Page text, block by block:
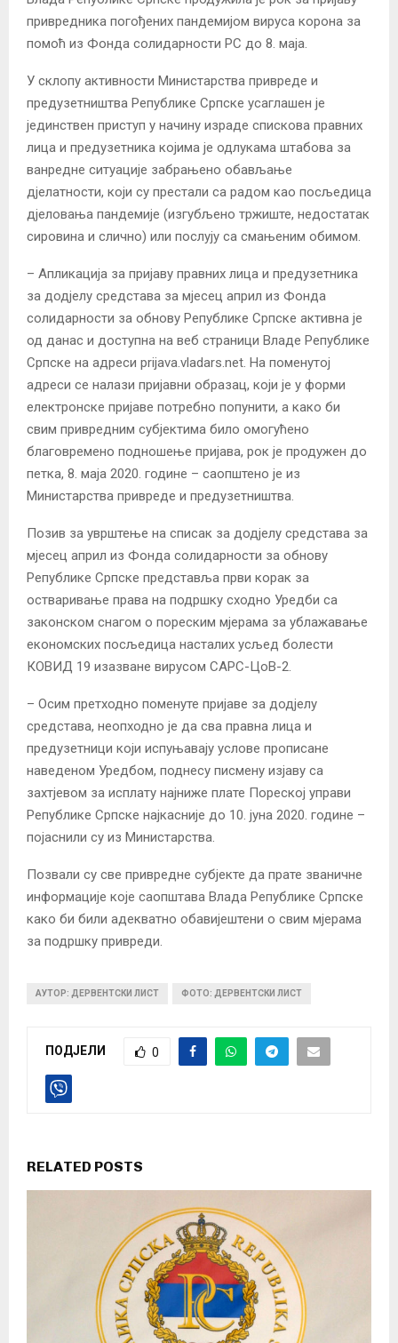
привредника погођених пандемијом вируса корона за
помоћ из Фонда солидарности РС до 8. маја.
У склопу активности Министарства привреде и
предузетништва Републике Српске усаглашен је
јединствен приступ у начину израде спискова правних
лица и предузетника којима је одлукама штабова за
ванредне ситуације забрањено обављање
дјелатности, који су престали са радом као посљедица
дјеловања пандемије (изгубљено тржиште, недостатак
сировина и слично) или послују са смањеним обимом.
– Апликација за пријаву правних лица и предузетника
за додјелу средстава за мјесец април из Фонда
солидарности за обнову Републике Српске активна је
од данас и доступна на веб страници Владе Републике
Српске на адреси prijava.vladars.net. На поменутој
адреси се налази пријавни образац, који је у форми
електронске пријаве потребно попунити, а како би
свим привредним субјектима било омогућено
благовремено подношење пријава, рок је продужен до
петка, 8. маја 2020. године – саопштено је из
Министарства привреде и предузетништва.
Позив за уврштење на списак за додјелу средстава за
мјесец април из Фонда солидарности за обнову
Републике Српске представља први корак за
остваривање права на подршку сходно Уредби са
законском снагом о пореским мјерама за ублажавање
економских посљедица насталих усљед болести
КОВИД 19 изазване вирусом САРС-ЦоВ-2.
– Осим претходно поменуте пријаве за додјелу
средстава, неопходно је да сва правна лица и
предузетници који испуњавају услове прописане
наведеном Уредбом, поднесу писмену изјаву са
захтјевом за исплату најниже плате Пореској управи
Републике Српске најкасније до 10. јуна 2020. године –
појаснили су из Министарства.
Позвали су све привредне субјекте да прате званичне
информације које саопштава Влада Републике Српске
како би били адекватно обавијештени о свим мјерама
за подршку привреди.
АУТОР: ДЕРВЕНТСКИ ЛИСТ ФОТО: ДЕРВЕНТСКИ ЛИСТ
ПОДЈЕЛИ 0
RELATED POSTS